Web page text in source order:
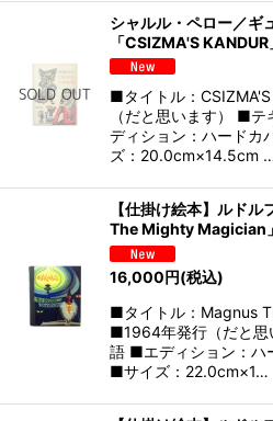
シャルル・ペロー／ギ
「CSIZMA'S
■タイトル：
（だと思います） ■
ディション：ハードカ
ズ：20.0cm×14.5cm
【仕掛け絵本】ルド
The Mighty Magician
16,000円(税込)
■タイトル：Magnus
■1964年発行（だと
語 ■エディション：ハ
■サイズ：22.0cm×1…